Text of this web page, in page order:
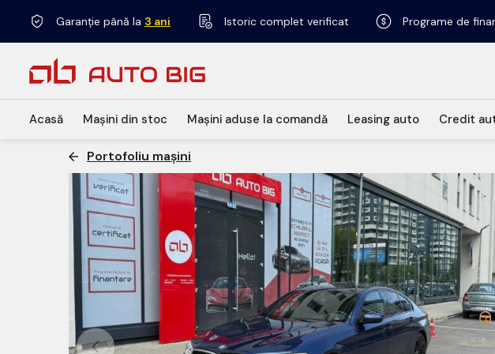
Garanție până la 3 ani Istoric complet verificat Programe de
Acasă Mașini din stoc Mașini aduse la comandă Leasing auto Credit
Portofoliu mașini